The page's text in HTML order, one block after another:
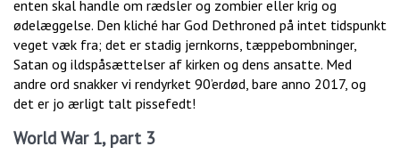
enten skal handle om rædsler og zombier eller krig og
ødelæggelse. Den kliché har God Dethroned på intet tidspunkt
veget væk fra; det er stadig jernkorns, tæppebombninger,
Satan og ildspåsættelser af kirken og dens ansatte. Med
andre ord snakker vi rendyrket 90’erdød, bare anno 2017, og
det er jo ærligt talt pissefedt!
World War 1, part 3